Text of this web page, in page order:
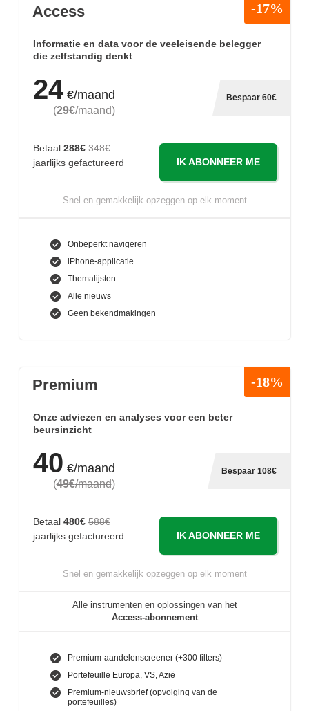
Access -17%
Informatie en data voor de veeleisende belegger
die zelfstandig denkt
24€/maand
(29€/maand)
Bespaar 60€
Betaal 288€ 348€
jaarlijks gefactureerd
IK ABONNEER ME
Snel en gemakkelijk opzeggen op elk moment
Onbeperkt navigeren
iPhone-applicatie
Themalijsten
Alle nieuws
Geen bekendmakingen
Premium -18%
Onze adviezen en analyses voor een beter
beursinzicht
40 €/maand
(49€/maand)
Bespaar 108€
Betaal 480€ 588€
jaarlijks gefactureerd
IK ABONNEER ME
Snel en gemakkelijk opzeggen op elk moment
Alle instrumenten en oplossingen van het
Access-abonnement
Premium-aandelenscreener (+300 filters)
Portefeuille Europa, VS, Azië
Premium-nieuwsbrief (opvolging van de
portefeuilles)